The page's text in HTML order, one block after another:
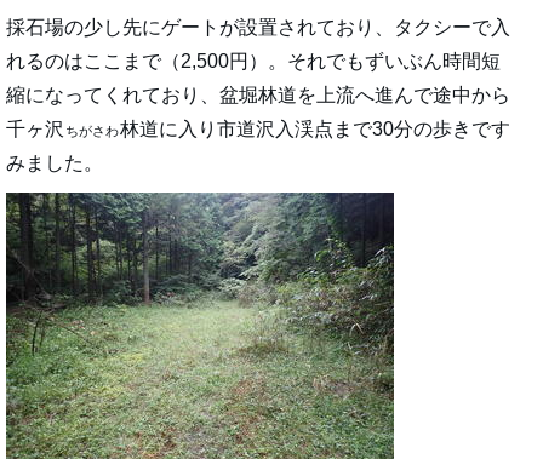
採石場の少し先にゲートが設置されており、タクシーで入
れるのはここまで（2,500円）。それでもずいぶん時間短
縮になってくれており、盆堀林道を上流へ進んで途中から
千ヶ沢 ちがさわ林道に入り市道沢入渓点まで30分の歩きです
みました。